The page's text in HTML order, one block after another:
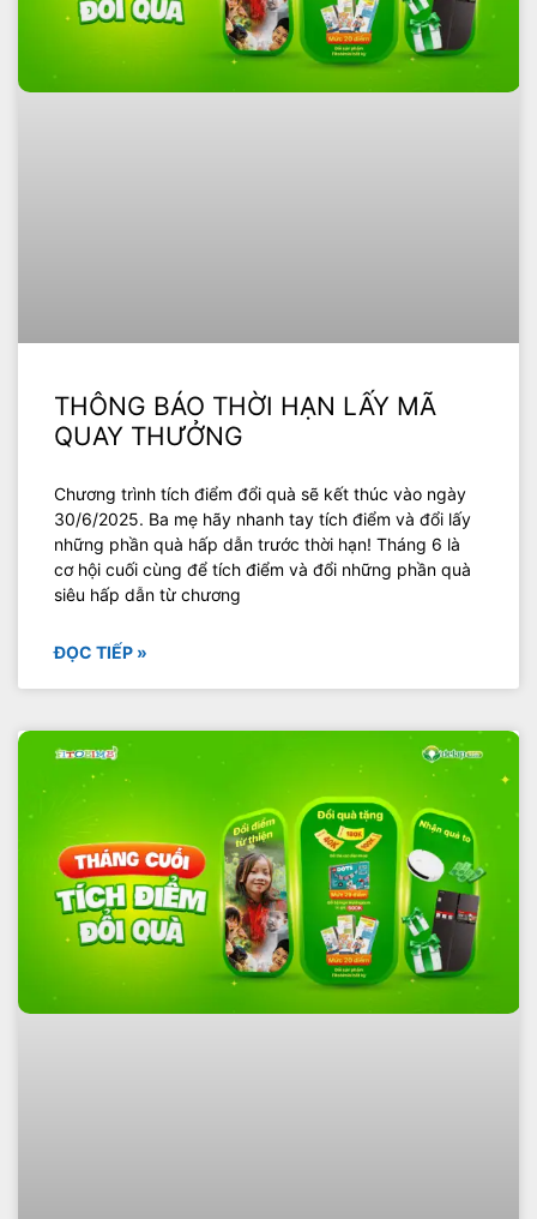
THÔNG BÁO THỜI HẠN LẤY MÃ
QUAY THƯỞNG
Chương trình tích điểm đổi quà sẽ kết thúc vào ngày
30/6/2025. Ba mẹ hãy nhanh tay tích điểm và đổi lấy
những phần quà hấp dẫn trước thời hạn! Tháng 6 là
cơ hội cuối cùng để tích điểm và đổi những phần quà
siêu hấp dẫn từ chương
ĐỌC TIẾP »